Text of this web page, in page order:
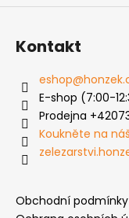
Kontakt
eshop@
E-shop (7:00-
Prodejna
Koukněte na
Obchodní podmínky